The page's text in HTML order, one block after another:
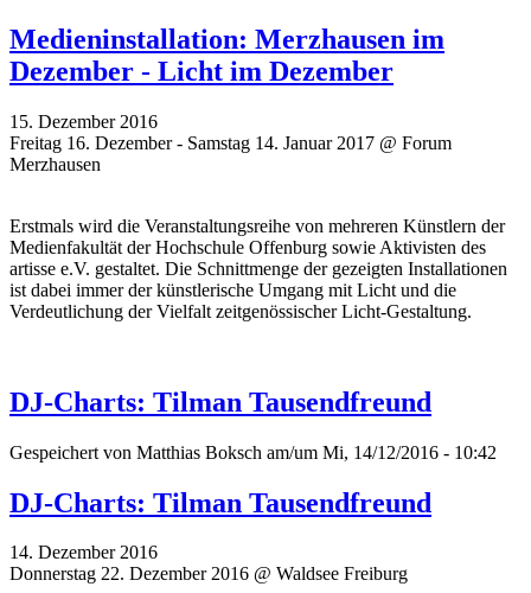
Medieninstallation: Merzhausen im
Dezember - Licht im Dezember
15. Dezember 2016
Freitag 16. Dezember - Samstag 14. Januar 2017 @ Forum
Merzhausen
Erstmals wird die Veranstaltungsreihe von mehreren Künstlern der
Medienfakultät der Hochschule Offenburg sowie Aktivisten des
artisse e.V. gestaltet. Die Schnittmenge der gezeigten Installationen
ist dabei immer der künstlerische Umgang mit Licht und die
Verdeutlichung der Vielfalt zeitgenössischer Licht-Gestaltung.
DJ-Charts: Tilman Tausendfreund
Gespeichert von Matthias Boksch am/um Mi, 14/12/2016 - 10:42
DJ-Charts: Tilman Tausendfreund
14. Dezember 2016
Donnerstag 22. Dezember 2016 @ Waldsee Freiburg